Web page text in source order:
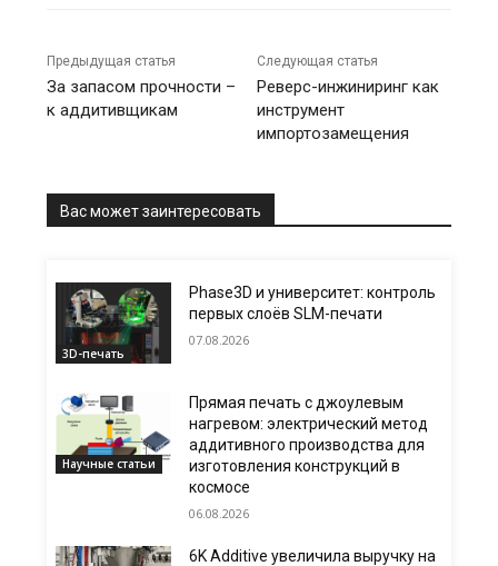
Предыдущая статья
За запасом прочности –
к аддитивщикам
Следующая статья
Реверс-инжиниринг как
инструмент
импортозамещения
Вас может заинтересовать
3D-печать
Phase3D и университет: контроль
первых слоёв SLM-печати
07.08.2026
Научные статьи
Прямая печать с джоулевым
нагревом: электрический метод
аддитивного производства для
изготовления конструкций в
космосе
06.08.2026
6K Additive увеличила выручку на